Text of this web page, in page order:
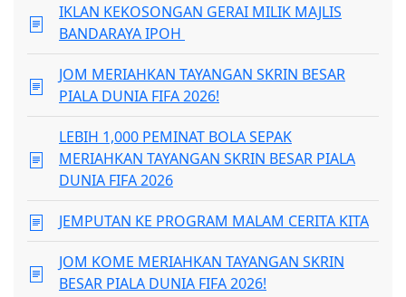
IKLAN KEKOSONGAN GERAI MILIK MAJLIS
BANDARAYA IPOH
JOM MERIAHKAN TAYANGAN SKRIN BESAR
PIALA DUNIA FIFA 2026!
LEBIH 1,000 PEMINAT BOLA SEPAK
MERIAHKAN TAYANGAN SKRIN BESAR PIALA
DUNIA FIFA 2026
JEMPUTAN KE PROGRAM MALAM CERITA KITA
JOM KOME MERIAHKAN TAYANGAN SKRIN
BESAR PIALA DUNIA FIFA 2026!